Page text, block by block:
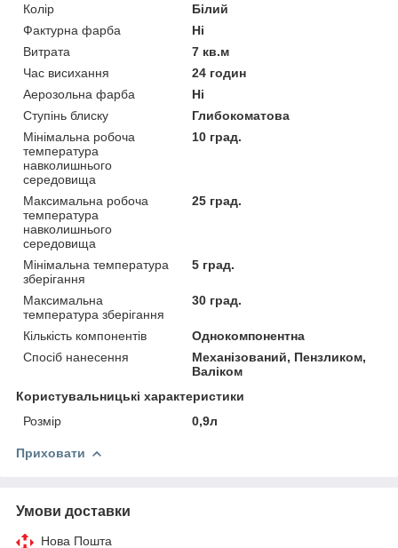
Колір
Білий
Фактурна фарба
Ні
Витрата
7 кв.м
Час висихання
24 годин
Аерозольна фарба
Ні
Ступінь блиску
Глибокоматова
Мінімальна робоча
температура
навколишнього
середовища
10 град.
Максимальна робоча
температура
навколишнього
середовища
25 град.
Мінімальна температура
зберігання
5 град.
Максимальна
температура зберігання
30 град.
Кількість компонентів
Однокомпонентна
Спосіб нанесення
Механізований, Пензликом,
Валіком
Користувальницькі характеристики
Розмір
0,9л
Приховати
Умови доставки
Нова Пошта